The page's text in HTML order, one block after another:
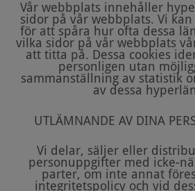
Vår webbplats innehåller
sidor på vår webbplats. Vi
för att spåra hur ofta dessa
vilka sidor på vår webbplats
att titta på. Dessa cookies
personligen utan
sammanställning av statistik
av dessa
UTLÄMNANDE AV DINA
Vi delar, säljer eller
personuppgifter med icke-
parter, om inte annat
integritetspolicy och vid